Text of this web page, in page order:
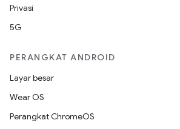
Privasi
5G
PERANGKAT ANDROID
Layar besar
Wear OS
Perangkat ChromeOS